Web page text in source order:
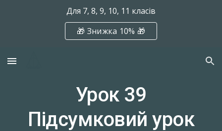
Skip to main content
Для 7, 8, 9, 10, 11 класів
🎁 Знижка 10% 🎁
Урок 39
Підсумковий урок